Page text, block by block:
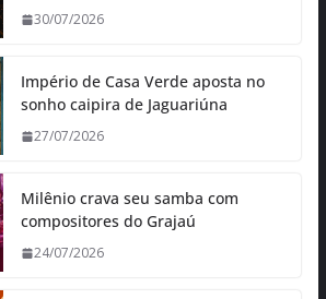
30/07/2026
Império de Casa Verde aposta no
sonho caipira de Jaguariúna
27/07/2026
Milênio crava seu samba com
compositores do Grajaú
24/07/2026